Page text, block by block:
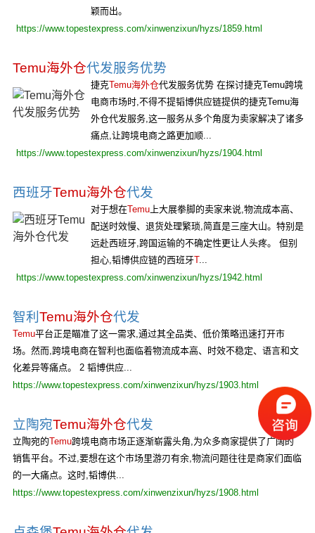
颖而出。
https://www.topestexpress.com/xinwenzixun/hyzs/1859.html
Temu海外仓代发服务优势
捷克Temu海外仓代发服务优势 在探讨捷克Temu跨境
电商市场时,不得不提韬博供应链提供的捷克Temu海
外仓代发服务,这一服务从多个角度为卖家解决了诸多
痛点,让跨境电商之路更加顺...
https://www.topestexpress.com/xinwenzixun/hyzs/1904.html
西班牙Temu海外仓代发
对于想在Temu上大展拳脚的卖家来说,物流成本高、
配送时效慢、退货处理繁琐,简直是三座大山。特别是
远赴西班牙,跨国运输的不确定性更让人头疼。 但别
担心,韬博供应链的西班牙T...
https://www.topestexpress.com/xinwenzixun/hyzs/1942.html
智利 Temu海外仓代发
Temu平台正是瞄准了这一需求,通过其全品类、低价策略迅速打开市
场。然而,跨境电商在智利也面临着物流成本高、时效不稳定、语言和文
化差异等痛点。 2 韬博供应...
https://www.topestexpress.com/xinwenzixun/hyzs/1903.html
立陶宛Temu海外仓代发
立陶宛的Temu跨境电商市场正逐渐崭露头角,为众多商家提供了广阔的
销售平台。不过,要想在这个市场里游刃有余,物流问题往往是商家们面临
的一大痛点。这时,韬博供...
https://www.topestexpress.com/xinwenzixun/hyzs/1908.html